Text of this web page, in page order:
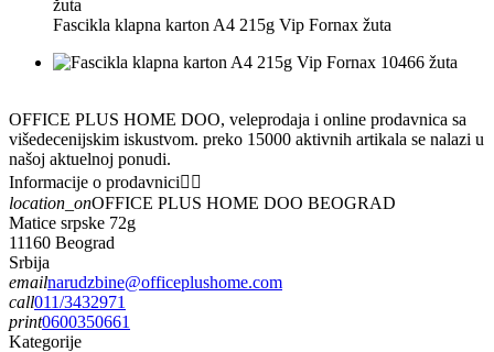
Fascikla klapna karton A4 215g Vip Fornax žuta
OFFICE PLUS HOME DOO, veleprodaja i online prodavnica sa
višedecenijskim iskustvom. preko 15000 aktivnih artikala se nalazi u
našoj aktuelnoj ponudi.
Informacije o prodavnici 
location_onOFFICE PLUS HOME DOO BEOGRAD
Matice srpske 72g
11160 Beograd
Srbija
emailnarudzbine@officeplushome.com
call011/3432971
print0600350661
Kategorije